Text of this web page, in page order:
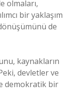
olmaları,
bir yaklaşım
de
kaynakların
devletler ve
demokratik bir